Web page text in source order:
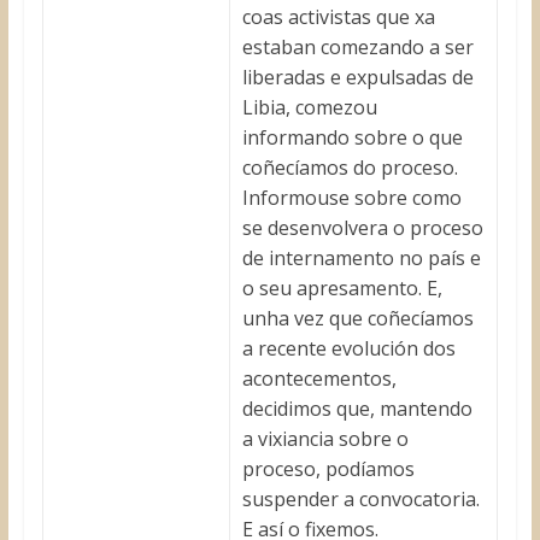
coas activistas que xa
estaban comezando a ser
liberadas e expulsadas de
Libia, comezou
informando sobre o que
coñecíamos do proceso.
Informouse sobre como
se desenvolvera o proceso
de internamento no país e
o seu apresamento. E,
unha vez que coñecíamos
a recente evolución dos
acontecementos,
decidimos que, mantendo
a vixiancia sobre o
proceso, podíamos
suspender a convocatoria.
E así o fixemos.